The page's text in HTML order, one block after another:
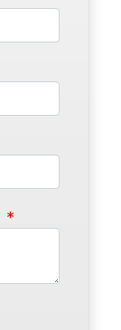
*